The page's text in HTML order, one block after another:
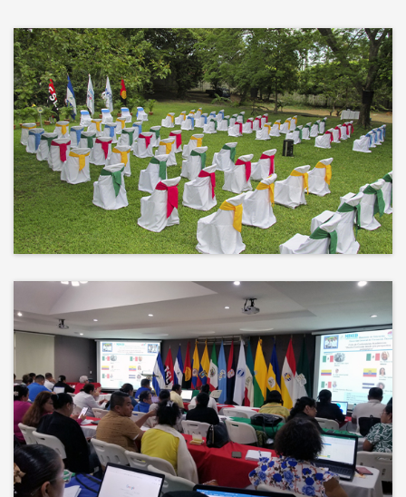
No hay mejor techo que el cielo ni
mejor decorado que la naturaleza.